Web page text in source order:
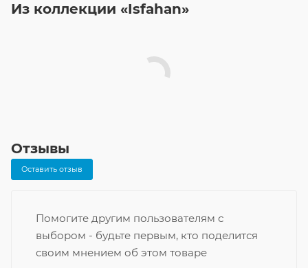
Из коллекции «Isfahan»
Отзывы
Оставить отзыв
Помогите другим пользователям с
выбором - будьте первым, кто поделится
своим мнением об этом товаре